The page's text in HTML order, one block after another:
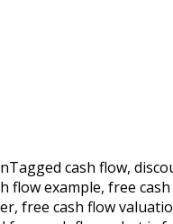
Tagged cash flow,
flow example, free
, free cash flow